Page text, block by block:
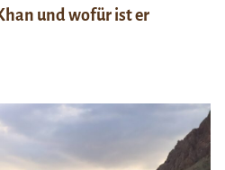
und wofür ist er